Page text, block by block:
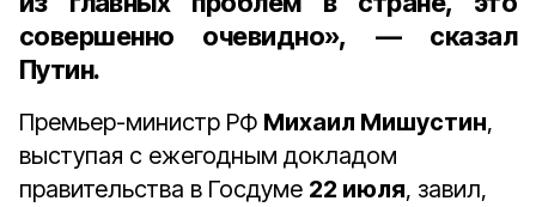
совершенно очевидно», — сказал
Путин.
Премьер-министр РФ Михаил Мишустин,
выступая с ежегодным докладом
правительства в Госдуме 22 июля, завил,